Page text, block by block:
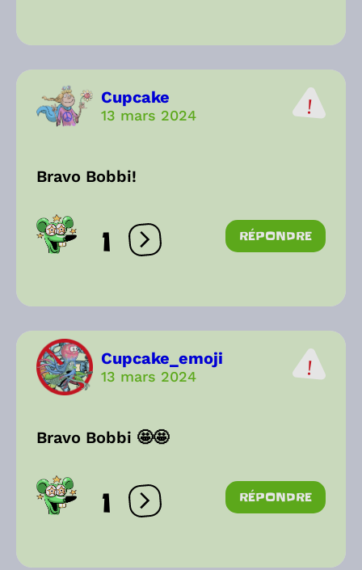
Cupcake
13 mars 2024
Bravo Bobbi!
1 Ouvrir les réactions
RÉPONDRE
Cupcake_emoji
13 mars 2024
Bravo Bobbi 🤩🤩
1 Ouvrir les réactions
RÉPONDRE